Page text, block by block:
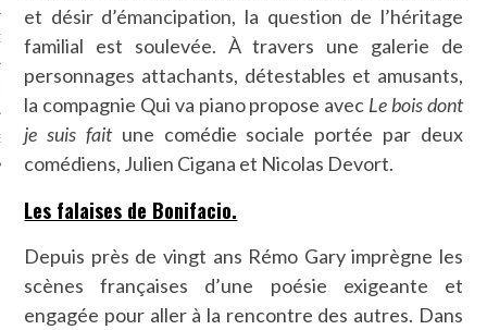
PODCAST
SUIVEZ-NOUS
et désir d’émancipation, la question de l’héritage
familial est soulevée. À travers une galerie de
personnages attachants, détestables et amusants,
la compagnie Qui va piano propose avec Le bois dont
je suis faitune comédie sociale portée par deux
comédiens, Julien Cigana et Nicolas Devort.
Les falaises de Bonifacio.
Depuis près de vingt ans Rémo Gary imprègne les
scènes françaises d’une poésie exigeante et
engagée pour aller à la rencontre des autres. Dans